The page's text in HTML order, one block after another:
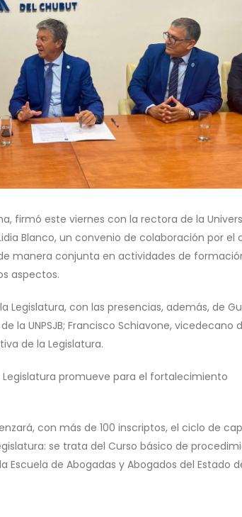
firmó este viernes con la rectora de la
Blanco, un convenio de colaboración por el
manera conjunta en actividades de
aspectos.
con las presencias, además, de
la UNPSJB; Francisco Schiavone, vicedecano
de la Legislatura.
promueve para el fortalecimiento
con más de 100 inscriptos, el ciclo de
se trata del Curso básico de
de Abogadas y Abogados del Estado